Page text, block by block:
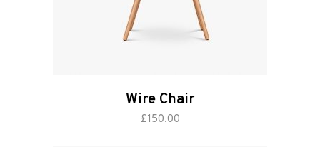
Wire Chair
£150.00
add to cart